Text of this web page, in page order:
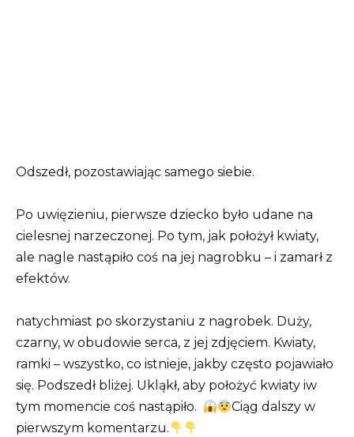
Odszedł, pozostawiając samego siebie.
Po uwięzieniu, pierwsze dziecko było udane na
cielesnej narzeczonej. Po tym, jak położył kwiaty,
ale nagle nastąpiło coś na jej nagrobku – i zamarł z
efektów.
natychmiast po skorzystaniu z nagrobek. Duży,
czarny, w obudowie serca, z jej zdjęciem. Kwiaty,
ramki – wszystko, co istnieje, jakby często pojawiało
się. Podszedł bliżej. Ukląkł, aby położyć kwiaty iw
tym momencie coś nastąpiło.
Ciąg dalszy w
pierwszym komentarzu.